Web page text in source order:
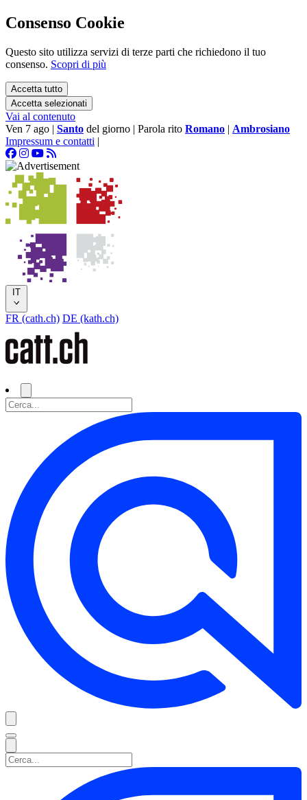
Consenso Cookie
Questo sito utilizza servizi di terze parti che richiedono il tuo
consenso. Scopri di più
Accetta tutto
Accetta selezionati
Vai al contenuto
Ven 7 ago | Santo del giorno | Parola rito Romano | Ambrosiano
Impressum e contatti |
IT
FR (cath.ch) DE (kath.ch)